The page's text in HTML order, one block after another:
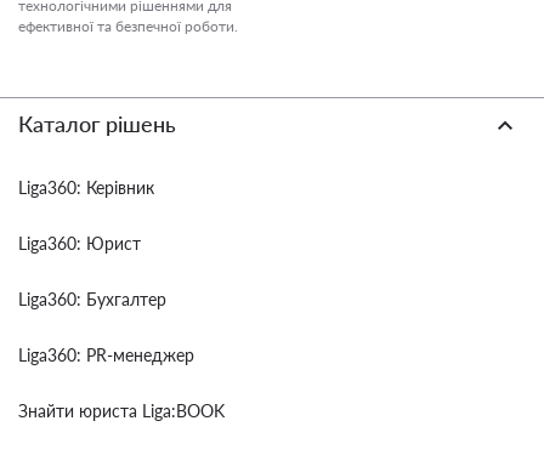
технологічними рішеннями для
ефективної та безпечної роботи.
Каталог рішень
Liga360: Керівник
Liga360: Юрист
Liga360: Бухгалтер
Liga360: PR-менеджер
Знайти юриста Liga:BOOK